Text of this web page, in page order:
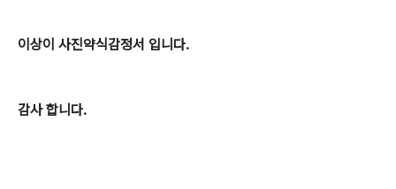
이상이 사진약식감정서 입니다.
감사 합니다.